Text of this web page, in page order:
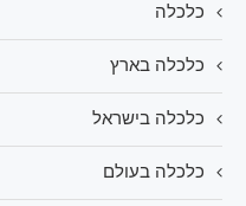
כלכלה
כלכלה בארץ
כלכלה בישראל
כלכלה בעולם